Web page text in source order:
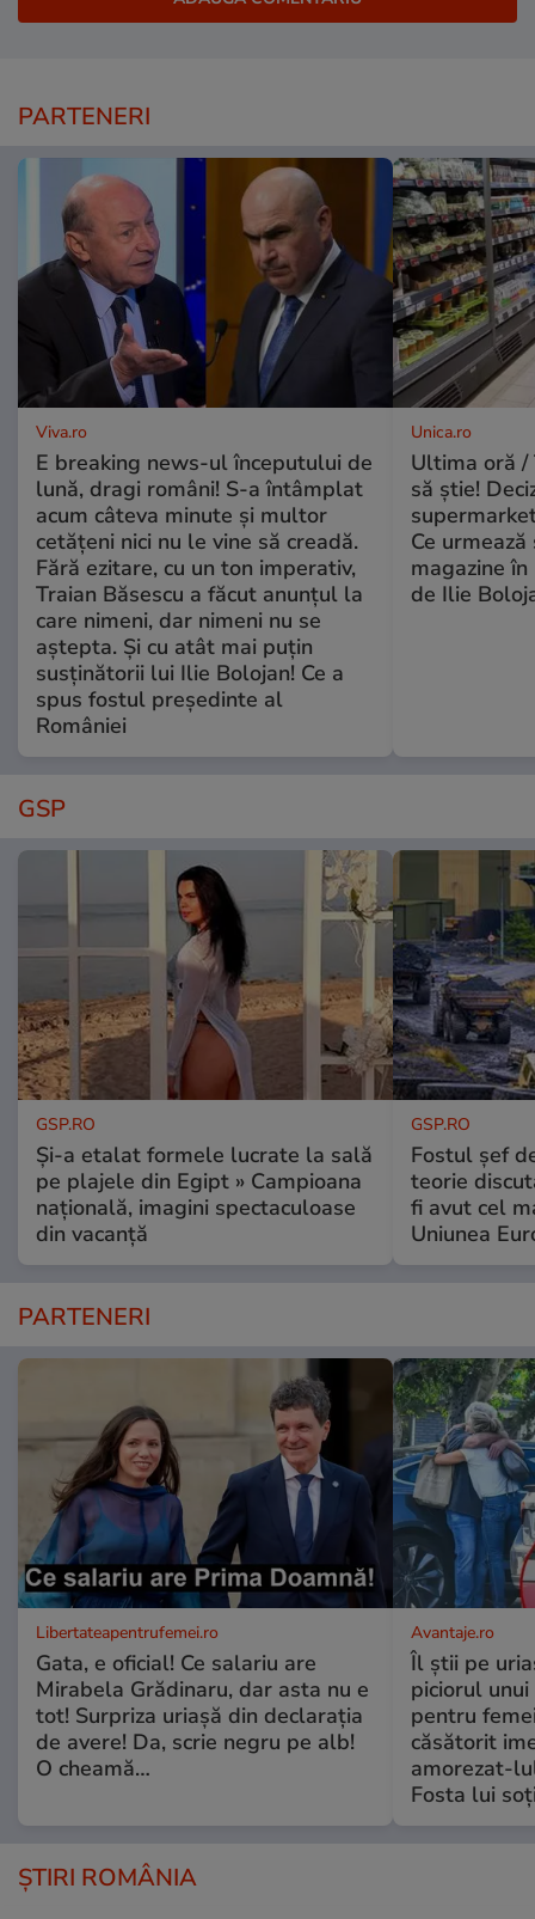
PARTENERI
Viva.ro
E breaking news-ul începutului de
lună, dragi români! S-a întâmplat
acum câteva minute și multor
cetățeni nici nu le vine să creadă.
Fără ezitare, cu un ton imperativ,
Traian Băsescu a făcut anunțul la
care nimeni, dar nimeni nu se
aștepta. Și cu atât mai puțin
susținătorii lui Ilie Bolojan! Ce a
spus fostul președinte al
României
Unica.ro
Ultima oră /
să știe!
Ce
magazine
de Ilie
GSP
GSP.RO
Și-a etalat formele lucrate la sală
pe plajele din Egipt » Campioana
națională, imagini spectaculoase
din vacanță
GSP.RO
Fostul șef
teorie
fi avut cel
Uniunea
PARTENERI
Libertateapentrufemei.ro
Gata, e oficial! Ce salariu are
Mirabela Grădinaru, dar asta nu e
tot! Surpriza uriașă din declarația
de avere! Da, scrie negru pe alb!
O cheamă…
Avantaje.ro
Îl știi pe
piciorul
pentru
căsătorit
amorezat-
Fosta lui
ȘTIRI ROMÂNIA